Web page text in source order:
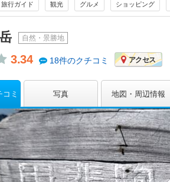
旅行ガイド 観光 グルメ ショッピング
自然・景勝地
3.34 18件のクチコミ アクセス
ミ 写真 地図・周辺情報